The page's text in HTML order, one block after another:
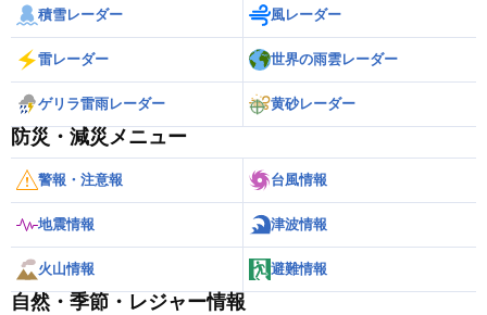
積雪レーダー 風レーダー
雷レーダー 世界の雨雲レーダー
ゲリラ雷雨レーダー 黄砂レーダー
防災・減災メニュー
警報・注意報 台風情報
地震情報 津波情報
火山情報 避難情報
自然・季節・レジャー情報